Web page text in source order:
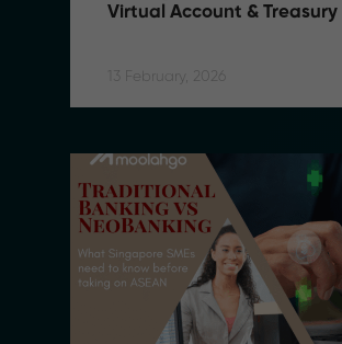
Virtual Account & Treasury
13 February, 2026